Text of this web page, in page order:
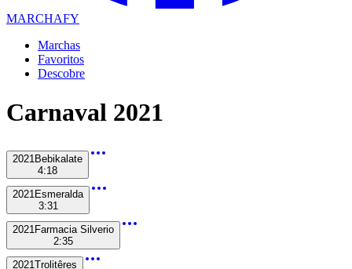
MARCHAFY
Marchas
Favoritos
Descobre
Carnaval 2021
2021Bebikalate
4:18
2021Esmeralda
3:31
2021Farmacia Silverio
2:35
2021Trolitêres